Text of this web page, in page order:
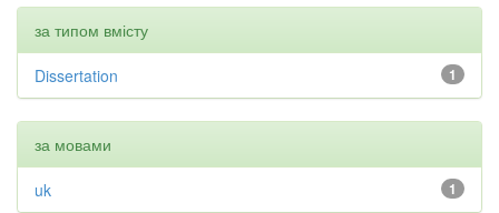
за типом вмісту
1
Dissertation
за мовами
1
uk